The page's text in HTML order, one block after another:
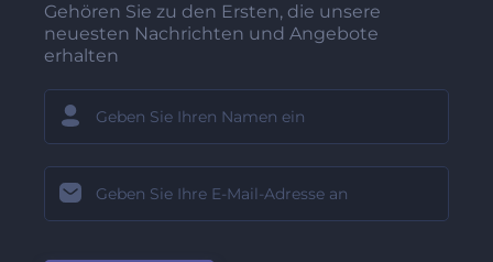
Gehören Sie zu den Ersten, die unsere
neuesten Nachrichten und Angebote
erhalten